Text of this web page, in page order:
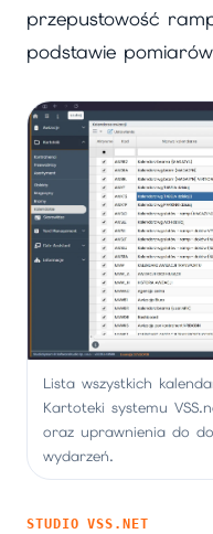
przepustowość
podstawie
Lista wszystkich
Kartoteki systemu
oraz uprawnienia do
wydarzeń.
STUDIO VSS.NET